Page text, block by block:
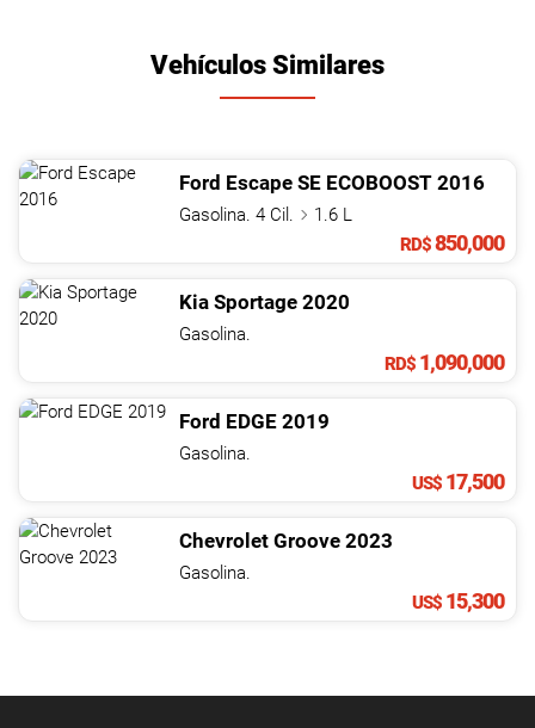
Vehículos Similares
Ford Escape SE ECOBOOST 2016
Gasolina. 4 Cil.
1.6 L
RD$850,000
Kia Sportage 2020
Gasolina.
RD$ 1,090,000
Ford EDGE 2019
Gasolina.
US$ 17,500
Chevrolet Groove 2023
Gasolina.
US$ 15,300